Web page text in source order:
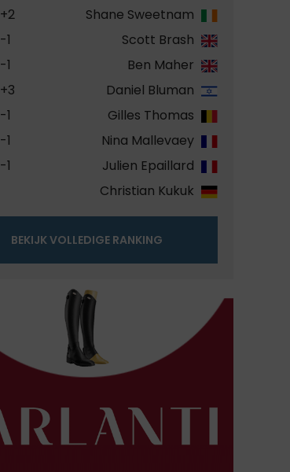
+2
Shane Sweetnam
-1
Scott Brash
-1
Ben Maher
+3
Daniel Bluman
-1
Gilles Thomas
-1
Nina Mallevaey
-1
Julien Epaillard
Christian Kukuk
BEKIJK VOLLEDIGE RANKING